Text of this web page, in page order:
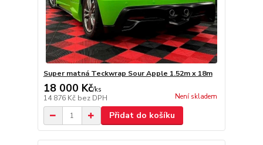
Super matná Teckwrap Sour Apple 1.52m x 18m
18 000 Kč/ks
14 876 Kč bez DPH Není skladem
Přidat do košíku